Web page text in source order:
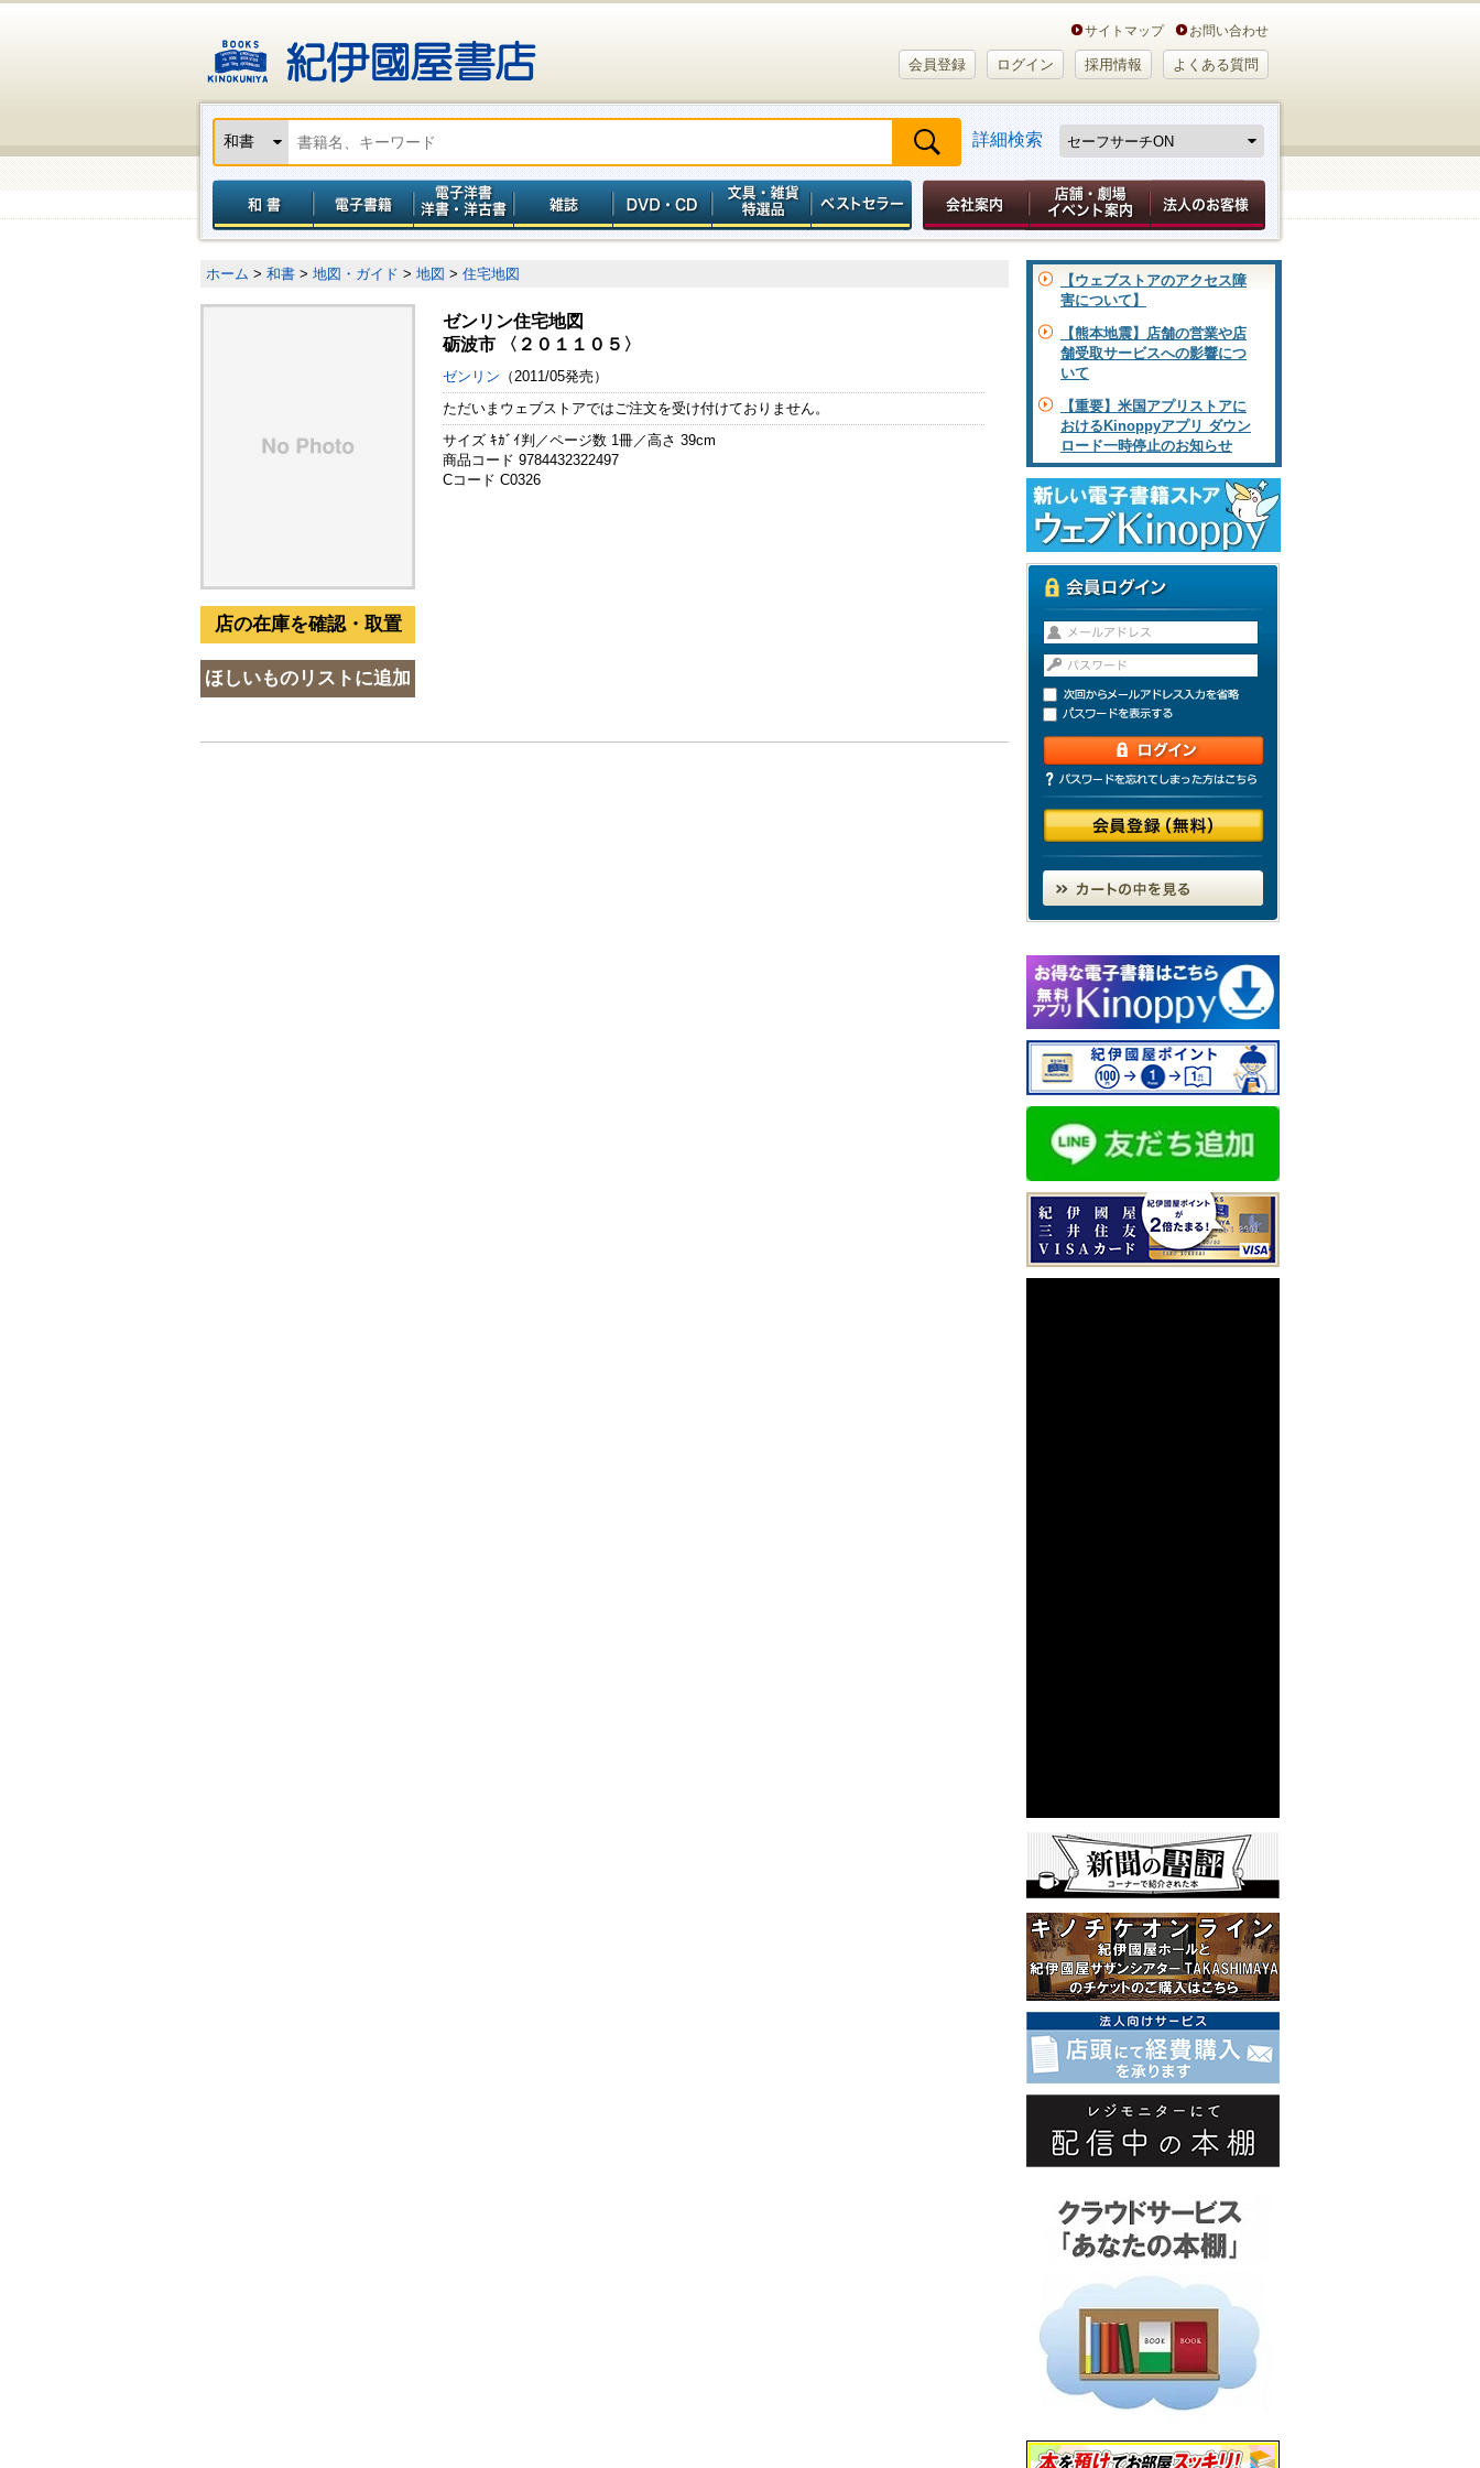
サイトマップ お問い合わせ
会員登録 ログイン 採用情報 よくある質問
詳細検索
ホーム > 和書 > 地図・ガイド > 地図 > 住宅地図
ゼンリン住宅地図
砺波市 〈２０１１０５〉
ゼンリン （2011/05発売）
ただいまウェブストアではご注文を受け付けておりません。
サイズ ｷｶﾞｲ判／ページ数 1冊／高さ 39cm
商品コード 9784432322497
Cコード C0326
【ウェブストアのアクセス障
害について】
【熊本地震】店舗の営業や店
舗受取サービスへの影響につ
いて
【重要】米国アプリストアに
おけるKinoppyアプリ ダウン
ロード一時停止のお知らせ